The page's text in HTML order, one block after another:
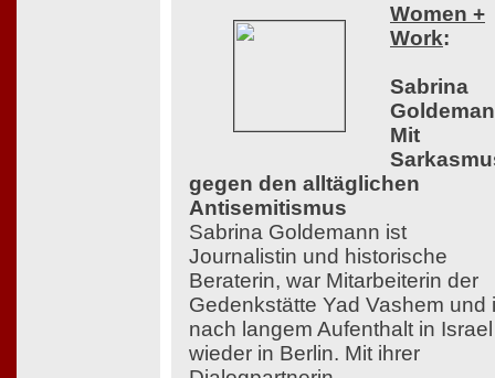
Women +
Work:
Sabrina
Mit
gegen den alltäglichen
Antisemitismus
Sabrina Goldemann ist
Journalistin und historische
Beraterin, war Mitarbeiterin der
Gedenkstätte Yad Vashem und
nach langem Aufenthalt in Israel
wieder in Berlin. Mit ihrer